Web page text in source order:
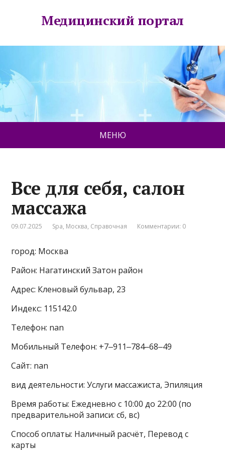
Медицинский портал
МЕНЮ
Все для себя, салон
массажа
09.07.2025 Spa, Москва, Справочная Комментарии: 0
город: Москва
Район: Нагатинский Затон район
Адрес: Кленовый бульвар, 23
Индекс: 115142.0
Телефон: nan
Мобильный Телефон: +7‒911‒784‒68‒49
Сайт: nan
вид деятельности: Услуги массажиста, Эпиляция
Время работы: Ежедневно с 10:00 до 22:00 (по
предварительной записи: сб, вс)
Способ оплаты: Наличный расчёт, Перевод с
карты